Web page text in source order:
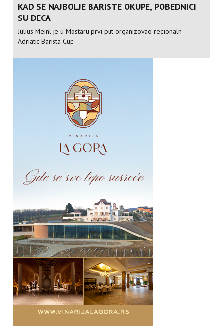
KAD SE NAJBOLJE BARISTE OKUPE, POBEDNICI
SU DECA
Julius Meinl je u Mostaru prvi put organizovao regionalni
Adriatic Barista Cup